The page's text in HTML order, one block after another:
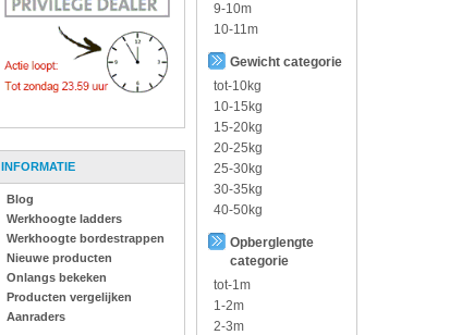
INFORMATIE
Blog
Werkhoogte ladders
Werkhoogte bordestrappen
Nieuwe producten
Onlangs bekeken
Producten vergelijken
Aanraders
9-10m
10-11m
Gewicht categorie
tot-10kg
10-15kg
15-20kg
20-25kg
25-30kg
30-35kg
40-50kg
Opberglengte
categorie
tot-1m
1-2m
2-3m